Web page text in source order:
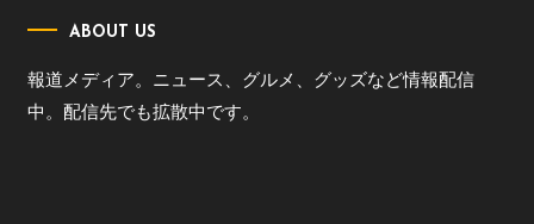
ABOUT US
報道メディア。ニュース、グルメ、グッズなど情報配信
中。配信先でも拡散中です。